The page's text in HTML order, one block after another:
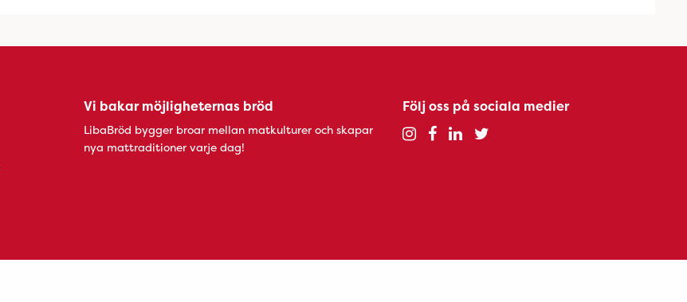
Vi bakar möjligheternas bröd
LibaBröd bygger broar mellan matkulturer och skapar
nya mattraditioner varje dag!
Följ oss på sociala medier